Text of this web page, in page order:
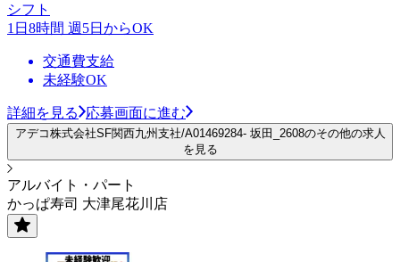
シフト
1日8時間 週5日からOK
交通費支給
未経験OK
詳細を見る 応募画面に進む
アデコ株式会社SF関西九州支社/A01469284- 坂田_2608のその他の求人
を見る
アルバイト・パート
かっぱ寿司 大津尾花川店